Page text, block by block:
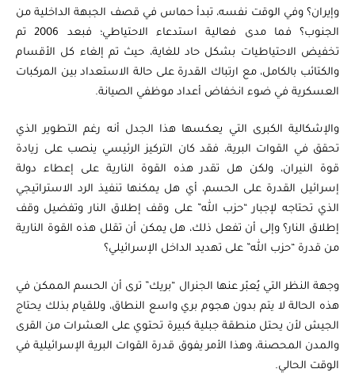
وإيران؟ وفي الوقت نفسه، تبدأ حماس في قصف الجبهة الداخلية من
الجنوب؟ فما مدى فعالية استدعاء الاحتياطي؛ فبعد 2006 تم
تخفيض الاحتياطيات بشكل حاد للغاية، حيث تم إلغاء كل الأقسام
والكتائب بالكامل، مع ارتباك القدرة على حالة الاستعداد بين المركبات
العسكرية في ضوء انخفاض أعداد موظفي الصيانة.
والإشكالية الكبرى التي يعكسها هذا الجدل أنه رغم التطوير الذي
تحقق في القوات البرية، فقد كان التركيز الرئيسي ينصب على زيادة
قوة النيران، ولكن هل تقدر هذه القوة النارية على إعطاء دولة
إسرائيل القدرة على الحسم، أي هل يمكنها تنفيذ الرد الاستراتيجي
الذي تحتاجه لإجبار “حزب الله” على وقف إطلاق النار وتفضيل وقف
إطلاق النار؟ وإلى أن تفعل ذلك، هل يمكن أن تقلل هذه القوة النارية
من قدرة “حزب الله” على تهديد الداخل الإسرائيلي؟
وجهة النظر التي يُعبّر عنها الجنرال “بريك” ترى أن الحسم الممكن في
هذه الحالة لا يتم بدون هجوم بري واسع النطاق، وللقيام بذلك يحتاج
الجيش لأن يحتل منطقة جبلية كبيرة تحتوي على العشرات من القرى
والمدن المحصنة، وهذا الأمر يفوق قدرة القوات البرية الإسرائيلية في
الوقت الحالي.